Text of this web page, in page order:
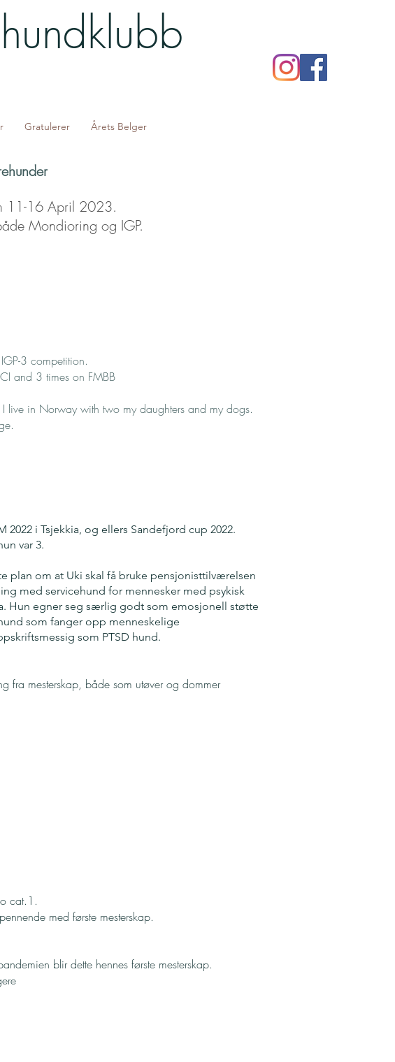
Gratulerer Årets Belger
11-16 April 2023.
Mondioring og IGP.
3 competition.
and 3 times on FMBB
in Norway with two my daughters and my dogs.
i Tsjekkia, og ellers Sandefjord cup 2022.
var 3.
plan om at Uki skal få bruke pensjonisttilværelsen
med servicehund for mennesker med psykisk
Hun egner seg særlig godt som emosjonell støtte
som fanger opp menneskelige
som PTSD hund.
fra mesterskap, både som utøver og dommer
cat.1.
med første mesterskap.
blir dette hennes første mesterskap.